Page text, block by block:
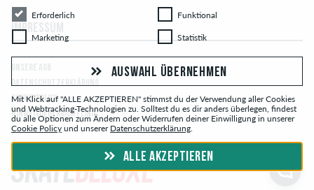
IMPRESSUM
DATENSCHUTZERKLÄRUNG
COOKIE POLICY
HINWEISGEBERRICHTLINIE
Erforderlich
Erforderlich FunktionalFunktional
MarketingMarketing StatistikStatistik
AUSWAHL ÜBERNEHMEN
Mit Klick auf "ALLE AKZEPTIEREN" stimmst du der Verwendung aller Cookies
und Webtracking-Technologien zu. Solltest du es dir anders überlegen, findest
du alle Optionen zum Ändern oder Widerrufen deiner Einwilligung in unserer
Cookie Policy und unserer Datenschutzerklärung.
ALLE AKZEPTIEREN